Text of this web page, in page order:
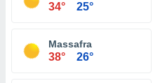
34° 25°
Massafra
38° 26°